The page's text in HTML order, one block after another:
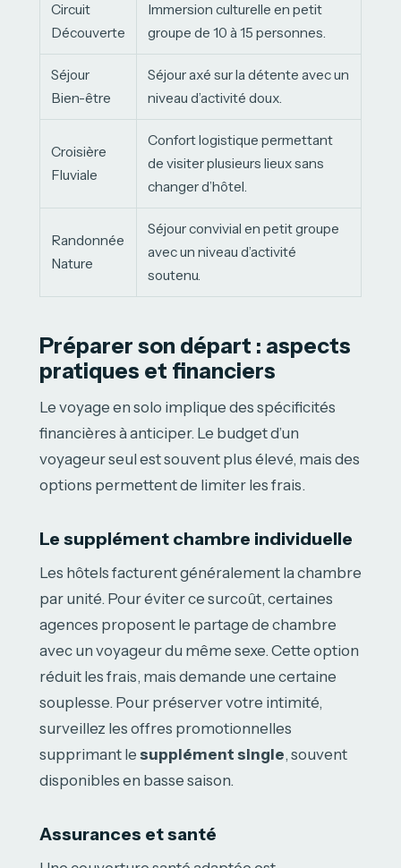
Circuit
Découverte
Immersion culturelle en petit
groupe de 10 à 15 personnes.
Séjour
Bien-être
Séjour axé sur la détente avec un
niveau d’activité doux.
Croisière
Fluviale
Confort logistique permettant
de visiter plusieurs lieux sans
changer d’hôtel.
Randonnée
Nature
Séjour convivial en petit groupe
avec un niveau d’activité
soutenu.
Préparer son départ : aspects
pratiques et financiers
Le voyage en solo implique des spécificités
financières à anticiper. Le budget d’un
voyageur seul est souvent plus élevé, mais des
options permettent de limiter les frais.
Le supplément chambre individuelle
Les hôtels facturent généralement la chambre
par unité. Pour éviter ce surcoût, certaines
agences proposent le partage de chambre
avec un voyageur du même sexe. Cette option
réduit les frais, mais demande une certaine
souplesse. Pour préserver votre intimité,
surveillez les offres promotionnelles
supprimant le supplément single, souvent
disponibles en basse saison.
Assurances et santé